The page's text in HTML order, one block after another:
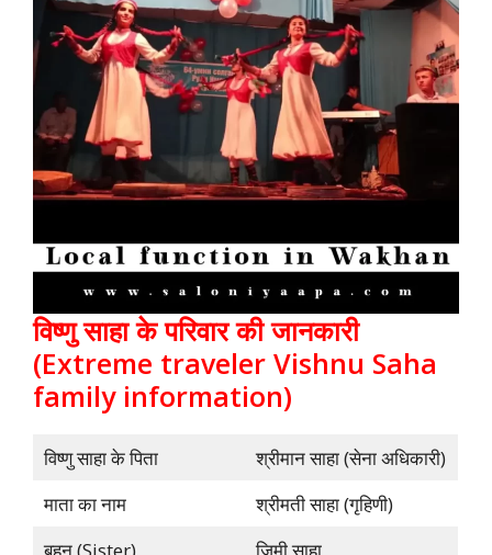
विष्णु साहा के परिवार की जानकारी
(Extreme traveler Vishnu Saha
family information)
विष्णु साहा के पिता
श्रीमान साहा (सेना अधिकारी)
माता का नाम
श्रीमती साहा (गृहिणी)